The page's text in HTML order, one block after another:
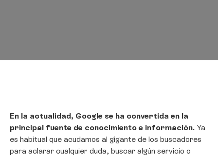
En la actualidad, Google se ha convertida en la
principal fuente de conocimiento e información. Ya
es habitual que acudamos al gigante de los buscadores
para aclarar cualquier duda, buscar algún servicio o